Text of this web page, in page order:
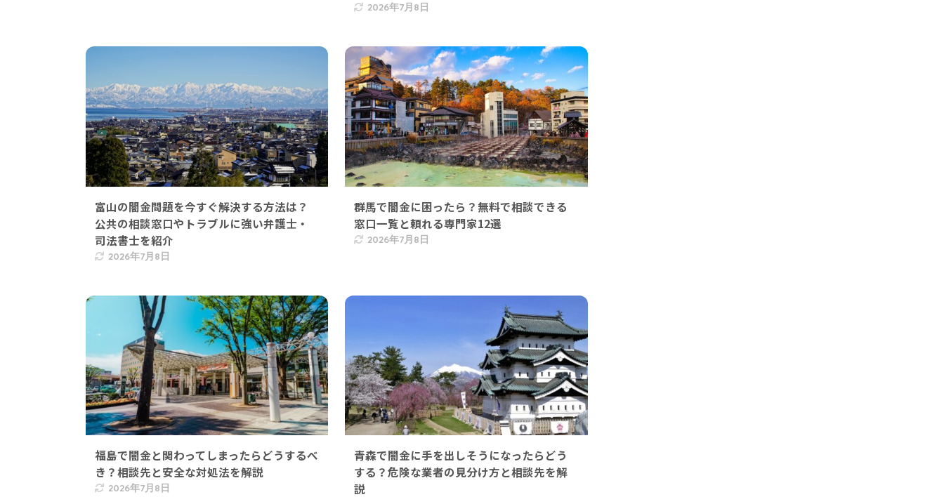
2026年7月8日
富山の闇金問題を今すぐ解決する方法は？
公共の相談窓口やトラブルに強い弁護士・
司法書士を紹介
2026年7月8日
群馬で闇金に困ったら？無料で相談できる
窓口一覧と頼れる専門家12選
2026年7月8日
福島で闇金と関わってしまったらどうするべ
き？相談先と安全な対処法を解説
2026年7月8日
青森で闇金に手を出しそうになったらどう
する？危険な業者の見分け方と相談先を解
説